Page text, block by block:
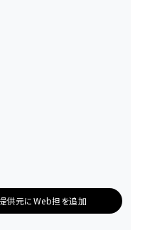
供元にWeb担を追加